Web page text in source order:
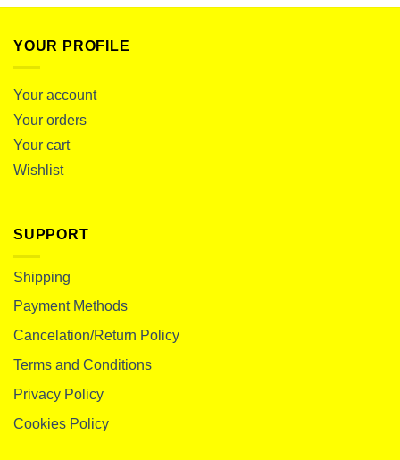
YOUR PROFILE
Your account
Your orders
Your cart
Wishlist
SUPPORT
Shipping
Payment Methods
Cancelation/Return Policy
Terms and Conditions
Privacy Policy
Cookies Policy